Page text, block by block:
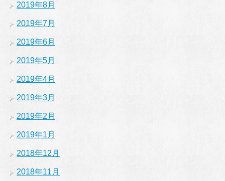
2019年8月
2019年7月
2019年6月
2019年5月
2019年4月
2019年3月
2019年2月
2019年1月
2018年12月
2018年11月